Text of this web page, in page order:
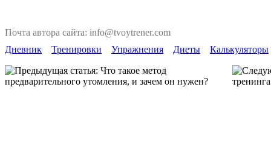
Почта автора сайта: info@tvoytrener.com
Дневник
Тренировки Упражнения Диеты Калькуляторы